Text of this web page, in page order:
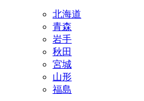
北海道
青森
岩手
秋田
宮城
山形
福島